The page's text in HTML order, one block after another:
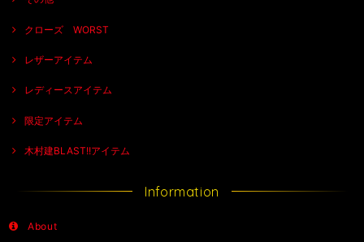
クローズ WORST
レザーアイテム
レディースアイテム
限定アイテム
木村建BLAST!!アイテム
Information
About